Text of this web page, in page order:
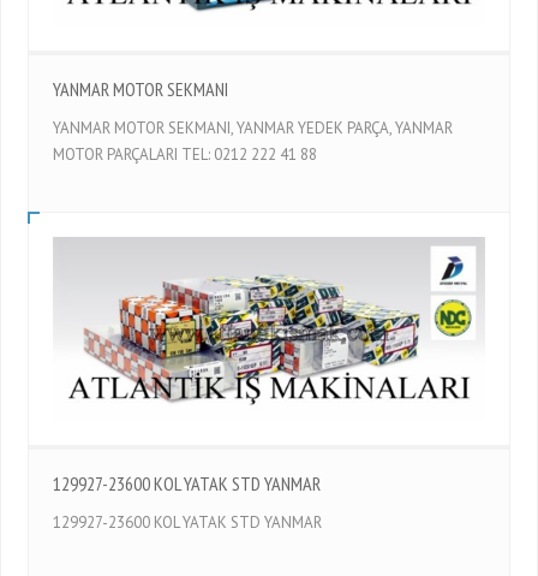
YANMAR MOTOR SEKMANI
YANMAR MOTOR SEKMANI, YANMAR YEDEK PARÇA, YANMAR
MOTOR PARÇALARI TEL: 0212 222 41 88
129927-23600 KOL YATAK STD YANMAR
129927-23600 KOL YATAK STD YANMAR